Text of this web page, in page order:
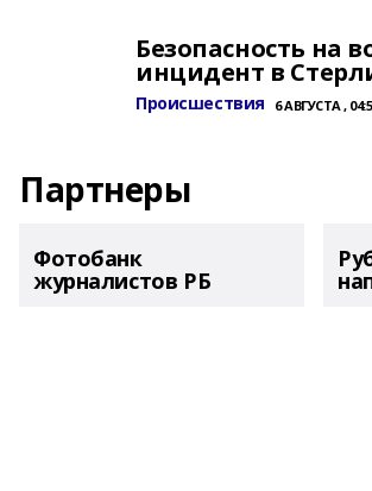
Безопасность на
инцидент в
Происшествия 6 АВГУСТА ,
Партнеры
Фотобанк
журналистов РБ